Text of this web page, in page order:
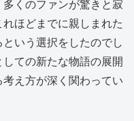
くのファンが驚きと寂
ほどまでに親しまれた
いう選択をしたのでし
ての新たな物語の展開
え方が深く関わってい